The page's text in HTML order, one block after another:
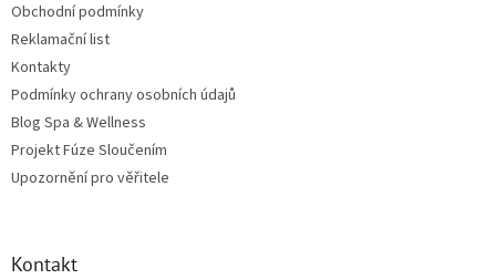
Obchodní podmínky
Reklamační list
Kontakty
Podmínky ochrany osobních údajů
Blog Spa & Wellness
Projekt Fúze Sloučením
Upozornění pro věřitele
Kontakt